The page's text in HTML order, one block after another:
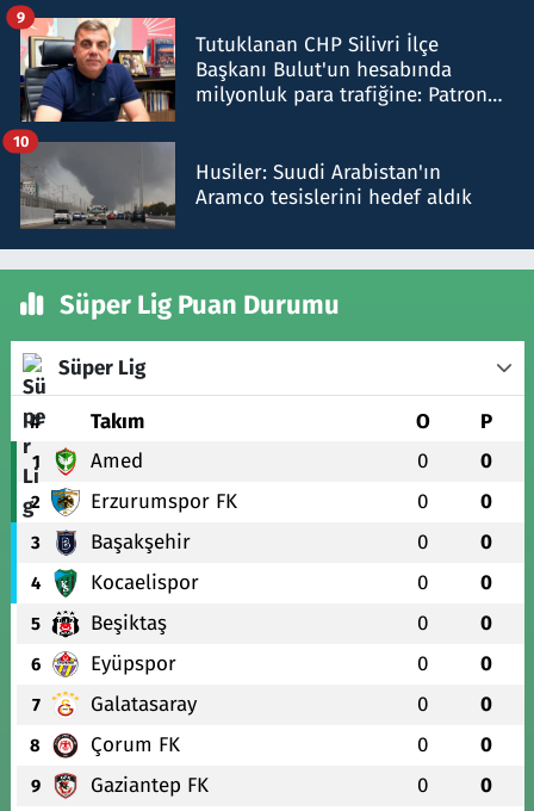
Tutuklanan CHP Silivri İlçe
Başkanı Bulut'un hesabında
milyonluk para trafiğine: Patron
9
Husiler: Suudi Arabistan'ın
Aramco tesislerini hedef aldık
10
Süper Lig Puan Durumu
Süper Lig
# Takım O P
1 Amed 0 0
2 Erzurumspor FK 0 0
3 Başakşehir 0 0
4 Kocaelispor 0 0
5 Beşiktaş 0 0
6 Eyüpspor 0 0
7 Galatasaray 0 0
8 Çorum FK 0 0
9 Gaziantep FK 0 0